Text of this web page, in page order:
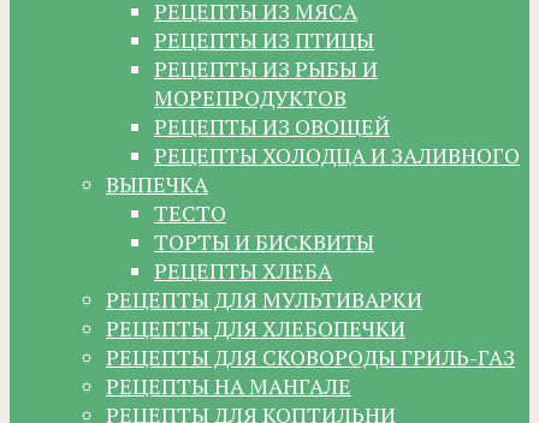
РЕЦЕПТЫ ИЗ МЯСА
РЕЦЕПТЫ ИЗ ПТИЦЫ
РЕЦЕПТЫ ИЗ РЫБЫ И
МОРЕПРОДУКТОВ
РЕЦЕПТЫ ИЗ ОВОЩЕЙ
РЕЦЕПТЫ ХОЛОДЦА И ЗАЛИВНОГО
ВЫПЕЧКА
ТЕСТО
ТОРТЫ И БИСКВИТЫ
РЕЦЕПТЫ ХЛЕБА
РЕЦЕПТЫ ДЛЯ МУЛЬТИВАРКИ
РЕЦЕПТЫ ДЛЯ ХЛЕБОПЕЧКИ
РЕЦЕПТЫ ДЛЯ СКОВОРОДЫ ГРИЛЬ-ГАЗ
РЕЦЕПТЫ НА МАНГАЛЕ
РЕЦЕПТЫ ДЛЯ КОПТИЛЬНИ